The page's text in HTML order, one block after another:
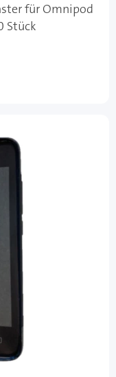
für Omnipod
Stück